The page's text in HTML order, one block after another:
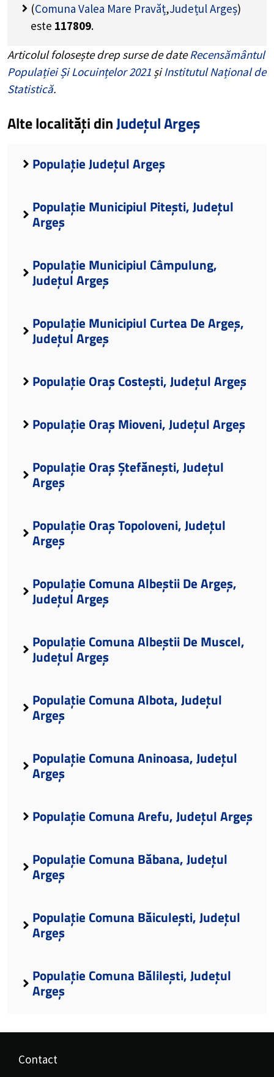
(Comuna Valea Mare Pravăț,Județul Argeș)
este 117809.
Articolul folosește drep surse de dateRecensământul
Populației Și Locuințelor 2021 șiInstitutul Național de
Statistică.
Alte localități dinJudețul Argeș
Populație Județul Argeș
Populație Municipiul Pitești, Județul
Argeș
Populație Municipiul Câmpulung,
Județul Argeș
Populație Municipiul Curtea De Argeș,
Județul Argeș
Populație Oraș Costești, Județul Argeș
Populație Oraș Mioveni, Județul Argeș
Populație Oraș Ștefănești, Județul
Argeș
Populație Oraș Topoloveni, Județul
Argeș
Populație Comuna Albeștii De Argeș,
Județul Argeș
Populație Comuna Albeștii De Muscel,
Județul Argeș
Populație Comuna Albota, Județul
Argeș
Populație Comuna Aninoasa, Județul
Argeș
Populație Comuna Arefu, Județul Argeș
Populație Comuna Băbana, Județul
Argeș
Populație Comuna Băiculești, Județul
Argeș
Populație Comuna Bălilești, Județul
Argeș
Contact